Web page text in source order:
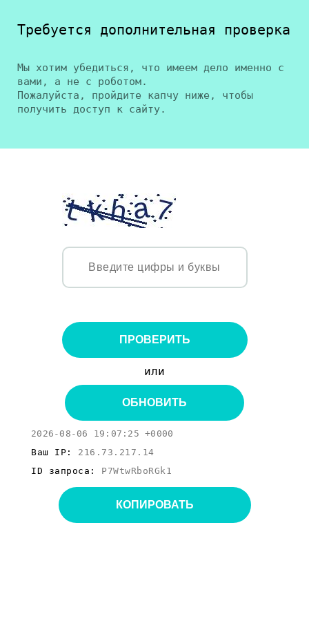
Требуется дополнительная проверка
Мы хотим убедиться, что имеем дело именно с
вами, а не с роботом.
Пожалуйста, пройдите капчу ниже, чтобы
получить доступ к сайту.
ПРОВЕРИТЬ
или
ОБНОВИТЬ
2026-08-06 19:07:25 +0000
Ваш IP: 216.73.217.14
ID запроса: P7WtwRboRGk1
КОПИРОВАТЬ